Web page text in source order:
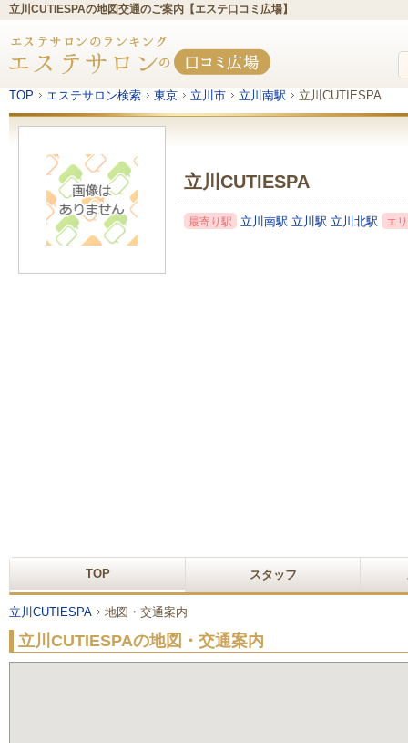
立川CUTIESPAの地図交通のご案内【エステ口コミ広場】
TOP エステサロン検索 東京 立川市 立川南駅 立川CUTIESPA
立川CUTIESPA
最寄り駅 立川南駅 立川駅 立川北駅 エ
TOP スタッフ
立川CUTIESPA 地図・交通案内
立川CUTIESPAの地図・交通案内